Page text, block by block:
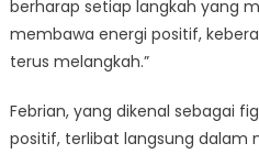
berharap setiap langkah yang
membawa energi positif,
terus melangkah.”
Febrian, yang dikenal sebagai
positif, terlibat langsung dalam